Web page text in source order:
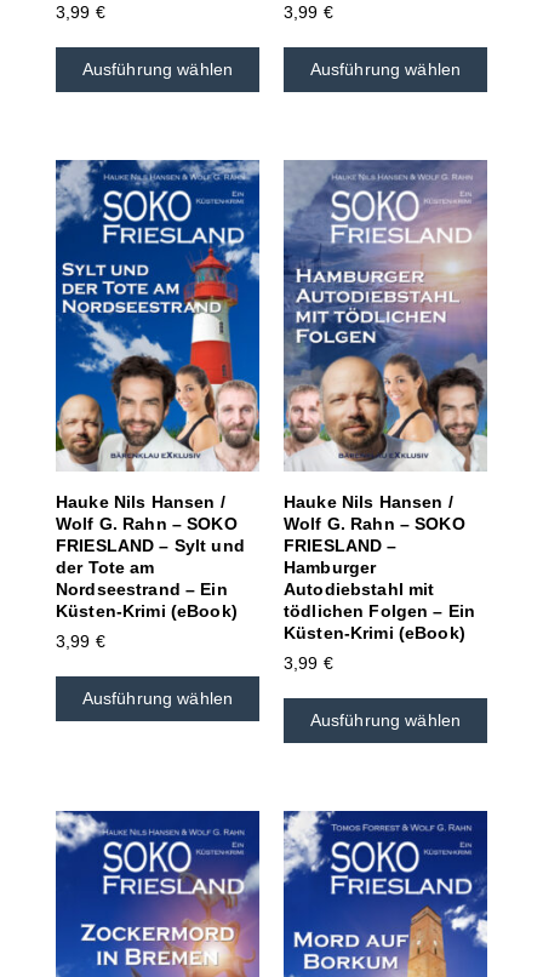
3,99 €
Ausführung wählen
3,99 €
Ausführung wählen
Hauke Nils Hansen /
Wolf G. Rahn – SOKO
FRIESLAND – Sylt und
der Tote am
Nordseestrand – Ein
Küsten-Krimi (eBook)
3,99 €
Ausführung wählen
Hauke Nils Hansen /
Wolf G. Rahn – SOKO
FRIESLAND –
Hamburger
Autodiebstahl mit
tödlichen Folgen – Ein
Küsten-Krimi (eBook)
3,99 €
Ausführung wählen